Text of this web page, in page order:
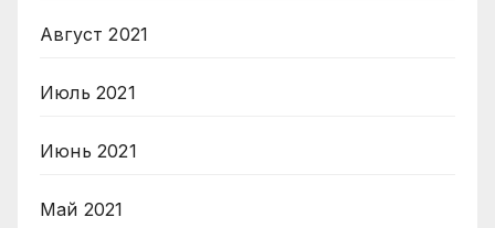
Август 2021
Июль 2021
Июнь 2021
Май 2021